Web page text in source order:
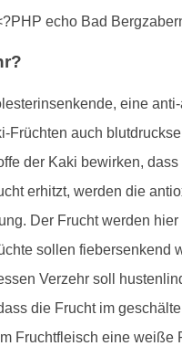
eine
Früchten auch
der Kaki bewirken,
erhitzt, werden die
Der Frucht werden
sollen
Verzehr soll
die Frucht im
Fruchtfleisch eine